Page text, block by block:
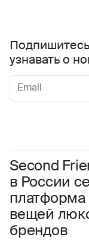
Second
в России
платформа
вещей
брендов
узнавать о
Соглашаюсь с
Даю согласие на